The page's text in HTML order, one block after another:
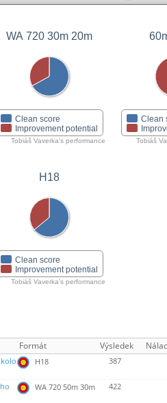
WA 720 30m 20m
Clean score
Improvement potential
Tobiáš Vaverka's performance
Clean
Tobiáš
H18
Clean score
Improvement potential
Tobiáš Vaverka's performance
Formát Výsledek
H18 387
WA 720 50m 30m 422